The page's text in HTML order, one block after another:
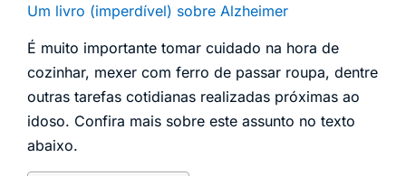
Um livro (imperdível) sobre Alzheimer
É muito importante tomar cuidado na hora de
cozinhar, mexer com ferro de passar roupa, dentre
outras tarefas cotidianas realizadas próximas ao
idoso. Confira mais sobre este assunto no texto
abaixo.